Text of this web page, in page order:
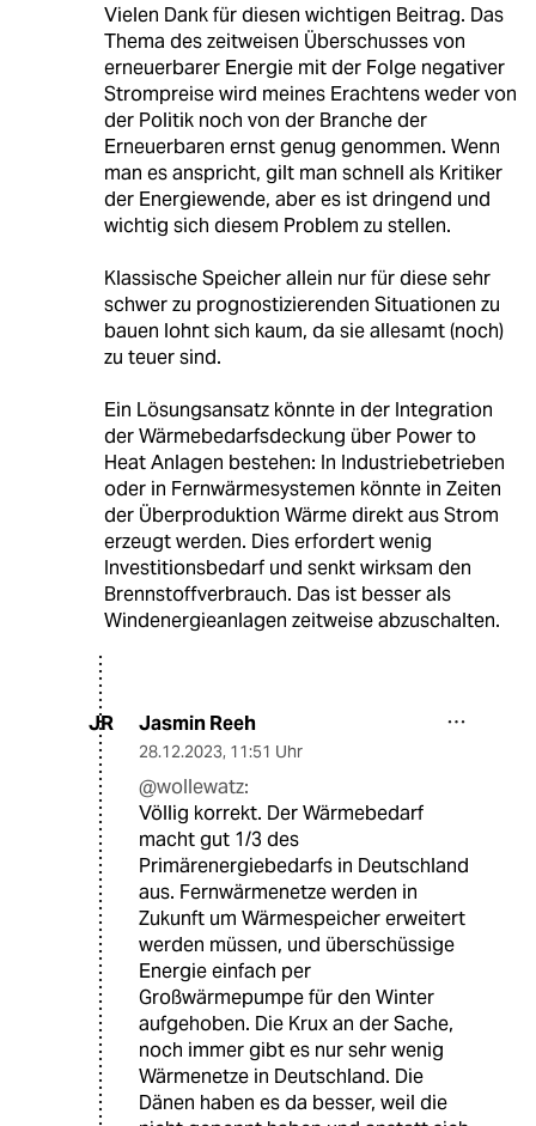
Vielen Dank für diesen wichtigen Beitrag. Das
Thema des zeitweisen Überschusses von
erneuerbarer Energie mit der Folge negativer
Strompreise wird meines Erachtens weder von
der Politik noch von der Branche der
Erneuerbaren ernst genug genommen. Wenn
man es anspricht, gilt man schnell als Kritiker
der Energiewende, aber es ist dringend und
wichtig sich diesem Problem zu stellen.
Klassische Speicher allein nur für diese sehr
schwer zu prognostizierenden Situationen zu
bauen lohnt sich kaum, da sie allesamt (noch)
zu teuer sind.
Ein Lösungsansatz könnte in der Integration
der Wärmebedarfsdeckung über Power to
Heat Anlagen bestehen: In Industriebetrieben
oder in Fernwärmesystemen könnte in Zeiten
der Überproduktion Wärme direkt aus Strom
erzeugt werden. Dies erfordert wenig
Investitionsbedarf und senkt wirksam den
Brennstoffverbrauch. Das ist besser als
Windenergieanlagen zeitweise abzuschalten.
JR Jasmin Reeh
28.12.2023, 11:51 Uhr
@wollewatz:
Völlig korrekt. Der Wärmebedarf
macht gut 1/3 des
Primärenergiebedarfs in Deutschland
aus. Fernwärmenetze werden in
Zukunft um Wärmespeicher erweitert
werden müssen, und überschüssige
Energie einfach per
Großwärmepumpe für den Winter
aufgehoben. Die Krux an der Sache,
noch immer gibt es nur sehr wenig
Wärmenetze in Deutschland. Die
Dänen haben es da besser, weil die